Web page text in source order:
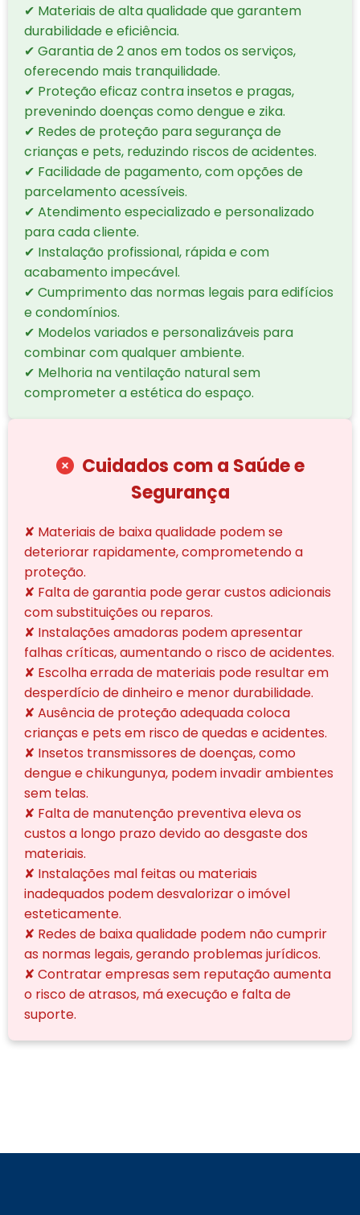
✔ Materiais de alta qualidade que garantem
durabilidade e eficiência.
✔ Garantia de 2 anos em todos os serviços,
oferecendo mais tranquilidade.
✔ Proteção eficaz contra insetos e pragas,
prevenindo doenças como dengue e zika.
✔ Redes de proteção para segurança de
crianças e pets, reduzindo riscos de acidentes.
✔ Facilidade de pagamento, com opções de
parcelamento acessíveis.
✔ Atendimento especializado e personalizado
para cada cliente.
✔ Instalação profissional, rápida e com
acabamento impecável.
✔ Cumprimento das normas legais para edifícios
e condomínios.
✔ Modelos variados e personalizáveis para
combinar com qualquer ambiente.
✔ Melhoria na ventilação natural sem
comprometer a estética do espaço.
Cuidados com a Saúde e
Segurança
✘ Materiais de baixa qualidade podem se
deteriorar rapidamente, comprometendo a
proteção.
✘ Falta de garantia pode gerar custos adicionais
com substituições ou reparos.
✘ Instalações amadoras podem apresentar
falhas críticas, aumentando o risco de acidentes.
✘ Escolha errada de materiais pode resultar em
desperdício de dinheiro e menor durabilidade.
✘ Ausência de proteção adequada coloca
crianças e pets em risco de quedas e acidentes.
✘ Insetos transmissores de doenças, como
dengue e chikungunya, podem invadir ambientes
sem telas.
✘ Falta de manutenção preventiva eleva os
custos a longo prazo devido ao desgaste dos
materiais.
✘ Instalações mal feitas ou materiais
inadequados podem desvalorizar o imóvel
esteticamente.
✘ Redes de baixa qualidade podem não cumprir
as normas legais, gerando problemas jurídicos.
✘ Contratar empresas sem reputação aumenta
o risco de atrasos, má execução e falta de
suporte.